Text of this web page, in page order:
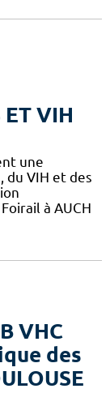
ET VIH
une
du VIH et des
à AUCH
VHC
des